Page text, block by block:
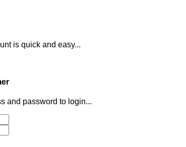
is quick and easy...
and password to login...